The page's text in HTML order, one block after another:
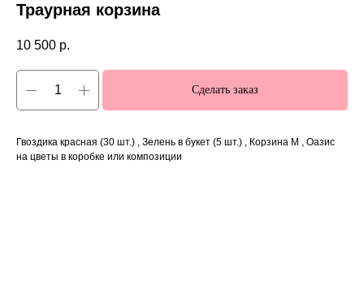
Траурная корзина
10 500 р.
Сделать заказ
Гвоздика красная (30 шт.) , Зелень в букет (5 шт.) , Корзина M , Оазис
на цветы в коробке или композиции